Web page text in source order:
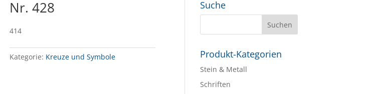
Nr. 428
414
Kategorie: Kreuze und Symbole
Suche
Produkt-Kategorien
Stein & Metall
Schriften